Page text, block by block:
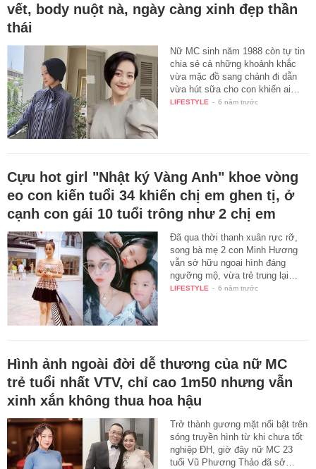
vết, body nuột nà, ngày càng xinh đẹp thần
thái
Nữ MC sinh năm 1988 còn tự tin
chia sẻ cả những khoảnh khắc
vừa mặc đồ sang chảnh đi dẫn
vừa hút sữa cho con khiến ai…
LIFESTYLE - 6 năm trước
Cựu hot girl "Nhật ký Vàng Anh" khoe vòng
eo con kiến tuổi 34 khiến chị em ghen tị, ở
cạnh con gái 10 tuổi trông như 2 chị em
Đã qua thời thanh xuân rực rỡ,
song bà mẹ 2 con Minh Hương
vẫn sở hữu ngoại hình đáng
ngưỡng mộ, vừa trẻ trung lại…
LIFESTYLE - 6 năm trước
Hình ảnh ngoài đời dễ thương của nữ MC
trẻ tuổi nhất VTV, chỉ cao 1m50 nhưng vẫn
xinh xắn không thua hoa hậu
Trở thành gương mặt nổi bật trên
sóng truyền hình từ khi chưa tốt
nghiệp ĐH, giờ đây nữ MC 23
tuổi Vũ Phương Thảo đã sở…